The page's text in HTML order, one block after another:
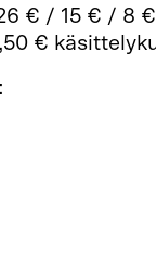
€ / 15 € / 8
€